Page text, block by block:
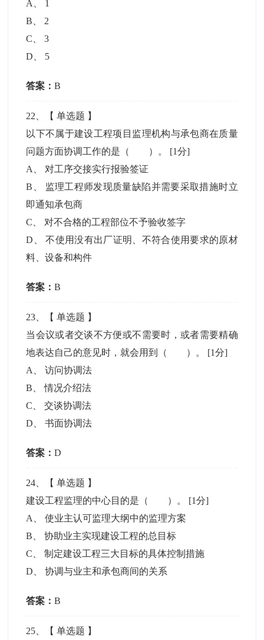
A
1
B
2
C 、3
D
5
答案：B
22 、【单选题 】
以下不属于建设工程项目监理机构与承包商在质量
问题方面协调工作的是（ ）。 [1分]
A
对工序交接实行报验签证
B
监理工程师发现质量缺陷并需要采取措施时立
即通知承包商
C
对不合格的工程部位不予验收签字
D 、不使用没有出厂证明、不符合使用要求的原材
料、设备和构件
答案：B
23 、【单选题 】
当会议或者交谈不方便或不需要时，或者需要精确
地表达自己的意见时，就会用到（ ）。 [1分]
A
、访问协调法
B 、情况介绍法
C 、交谈协调法
D 、书面协调法
答案：D
24 、【单选题 】
建设工程监理的中心目的是（ ）。 [1分]
A
、使业主认可监理大纲中的监理方案
B 、协助业主实现建设工程的总目标
C 、制定建设工程三大目标的具体控制措施
D 、协调与业主和承包商间的关系
答案：B
25 、【单选题 】